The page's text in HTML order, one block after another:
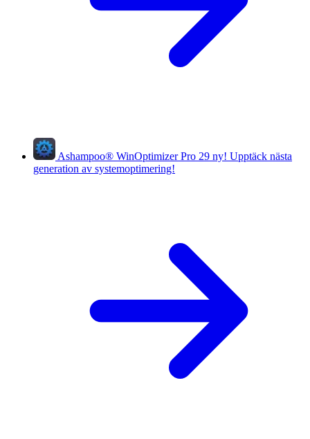
Ashampoo® WinOptimizer Pro 29 ny! Upptäck nästa
generation av systemoptimering!